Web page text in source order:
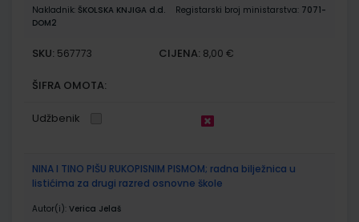
Nakladnik: ŠKOLSKA KNJIGA d.d. Registarski broj ministarstva: 7071-
DOM2
SKU: 567773 CIJENA: 8,00 €
ŠIFRA OMOTA:
Udžbenik
NINA I TINO PIŠU RUKOPISNIM PISMOM; radna bilježnica u
listićima za drugi razred osnovne škole
Autor(i): Verica Jelaš